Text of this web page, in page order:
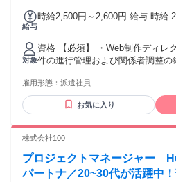
給与
時給2,500円～2,600円 給与 時給
給
対象
資格 【必須】 ・Web制作ディレ
件の進行管理および関係者調整
HTML/CSS/JavaScriptの基礎理解
る知識または実務経験 ・Figma
■パート・アルバイトで勤務して
講座を受けていただき、スキルア
す。詳細はお問い合わせください
雇用形態： 派遣社員
お気に入り
株式会社100
プロジェクトマネージャー
パートナ／20~30代が活躍中